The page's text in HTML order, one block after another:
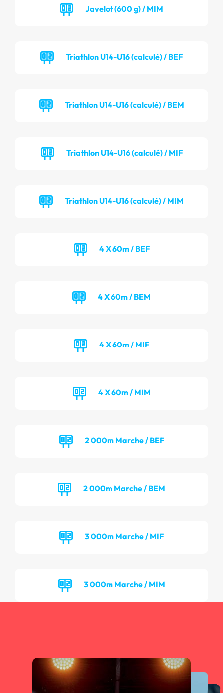
Javelot (600 g) / MIM
Triathlon U14-U16 (calculé) / BEF
Triathlon U14-U16 (calculé) / BEM
Triathlon U14-U16 (calculé) / MIF
Triathlon U14-U16 (calculé) / MIM
4 X 60m / BEF
4 X 60m / BEM
4 X 60m / MIF
4 X 60m / MIM
2 000m Marche / BEF
2 000m Marche / BEM
3 000m Marche / MIF
3 000m Marche / MIM